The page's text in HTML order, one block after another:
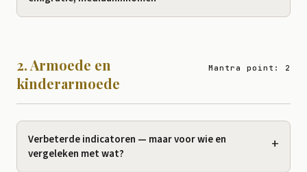
2. Armoede en
kinderarmoede
Mantra point: 2
Verbeterde indicatoren — maar voor wie en
vergeleken met wat?
+